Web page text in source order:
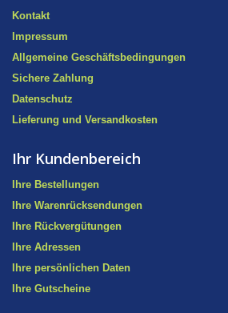
Kontakt
Impressum
Allgemeine Geschäftsbedingungen
Sichere Zahlung
Datenschutz
Lieferung und Versandkosten
Ihr Kundenbereich
Ihre Bestellungen
Ihre Warenrücksendungen
Ihre Rückvergütungen
Ihre Adressen
Ihre persönlichen Daten
Ihre Gutscheine